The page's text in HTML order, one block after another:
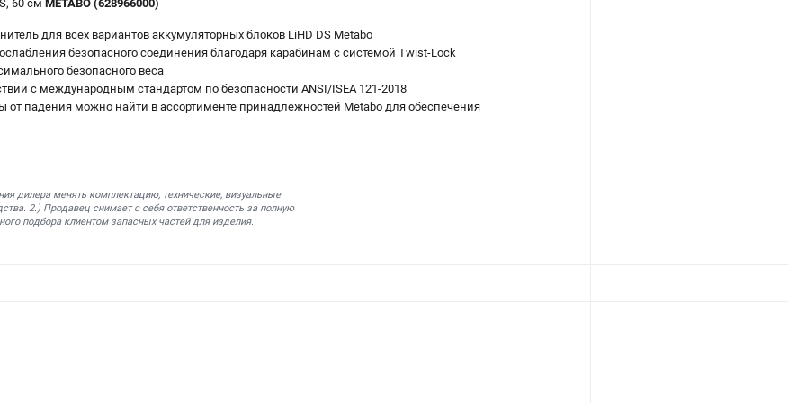
60 см METABO (628966000)
для всех вариантов аккумуляторных блоков LiHD DS Metabo
безопасного соединения благодаря карабинам с системой Twist-Lock
безопасного веса
с международным стандартом по безопасности ANSI/ISEA 121-2018
от падения можно найти в ассортименте принадлежностей Metabo для обеспечения
дилера менять комплектацию, технические, визуальные
2.) Продавец снимает с себя ответственность за полную
подбора клиентом запасных частей для изделия.